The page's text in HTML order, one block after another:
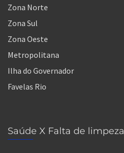
Zona Norte
Zona Sul
Zona Oeste
Metropolitana
Ilha do Governador
Favelas Rio
Saúde X Falta de limpeza